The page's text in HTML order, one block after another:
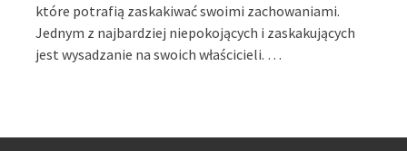
które potrafią zaskakiwać swoimi zachowaniami.
Jednym z najbardziej niepokojących i zaskakujących
jest wysadzanie na swoich właścicieli. …